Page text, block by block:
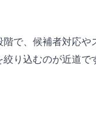
で、候補者対応
り込むのが近道で